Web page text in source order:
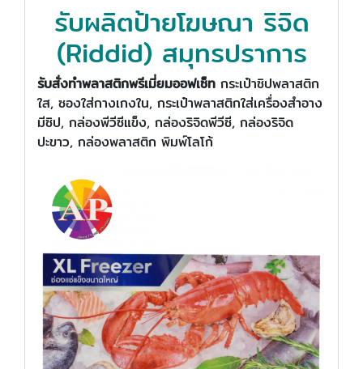
รับผลิตป้ายโฆษณา ริจิด
(Riddid) สมุทรปราการ
รับสั่งทำพลาสติกพรีเมี่ยมออฟเซ็ท กระเป๋าซิปพลาสติก
ใส, ซองใส่กางเกงใน, กระเป๋าพลาสติกใส่เครื่องสำอาง
มีซิป, กล่องพีวีซีแข็ง, กล่องริจิดพีวีซี, กล่องริจิด
ปะขาว, กล่องพลาสติก พิมพ์โลโก้